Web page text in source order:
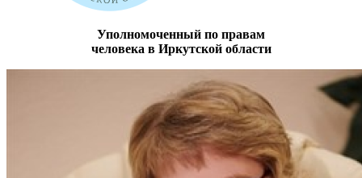
Уполномоченный по правам
человека в Иркутской области